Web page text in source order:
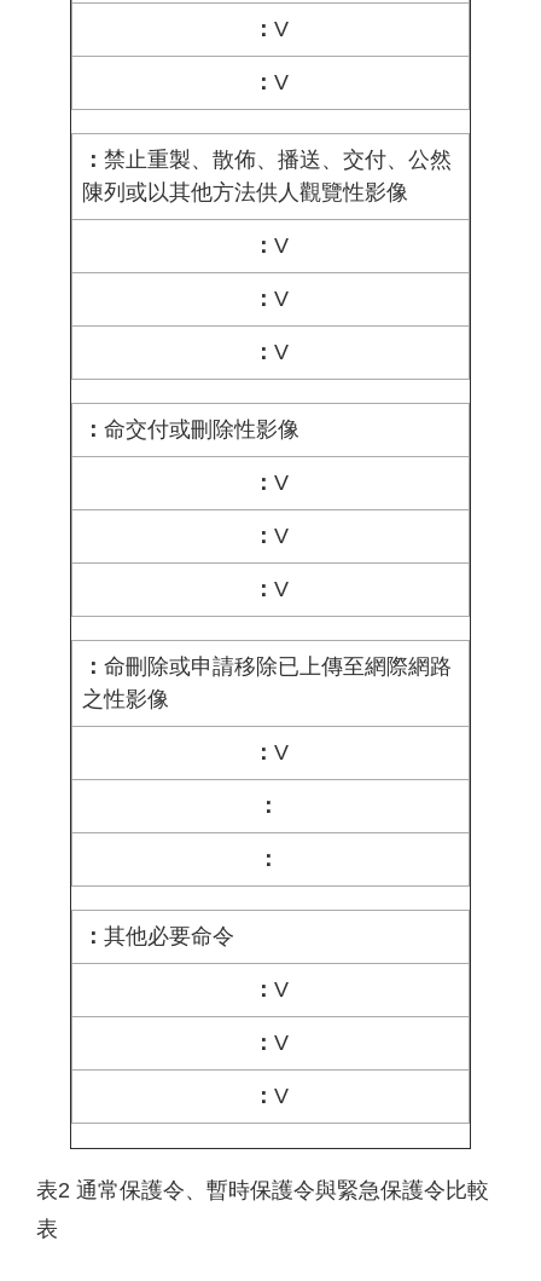
V
V
禁止重製、散佈、播送、交付、公然
陳列或以其他方法供人觀覽性影像
V
V
V
命交付或刪除性影像
V
V
V
命刪除或申請移除已上傳至網際網路
之性影像
V
其他必要命令
V
V
V
表2 通常保護令、暫時保護令與緊急保護令比較
表